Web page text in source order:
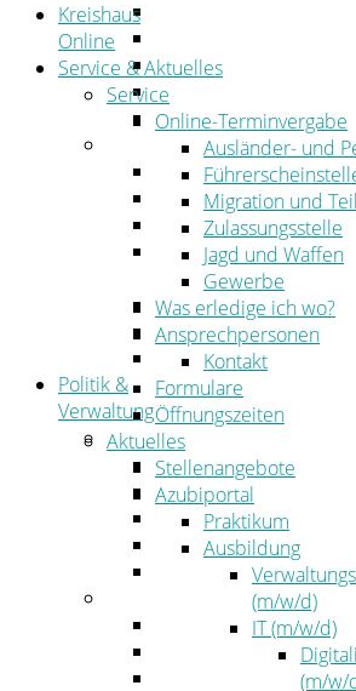
Ansprechpersonen
Formulare
Öffnungszeiten
Aktuelles
Stellenangebote
Azubiportal
Pressemitteilungen
Bekanntmachungen &
Zustellungen
Amtsblatt
Öffentliche
Politik &
Verwaltung
Politik
Kreistag
Wahlen
Der Landrat
Kreishaus
Online
Service & Aktuelles
Service
Online-Terminvergabe
Ausländer- und
Migration und
Zulassungsstelle
Jagd und Waffen
Gewerbe
Was erledige ich wo?
Ansprechpersonen
Kontakt
Formulare
Öffnungszeiten
Aktuelles
Stellenangebote
Azubiportal
Praktikum
Ausbildung
(m/w/d)
IT (m/w/d)
(m/w/